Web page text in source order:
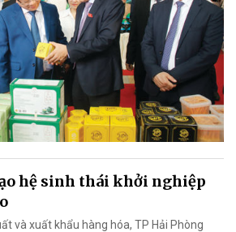
hệ sinh thái khởi nghiệp
và xuất khẩu hàng hóa, TP Hải Phòng